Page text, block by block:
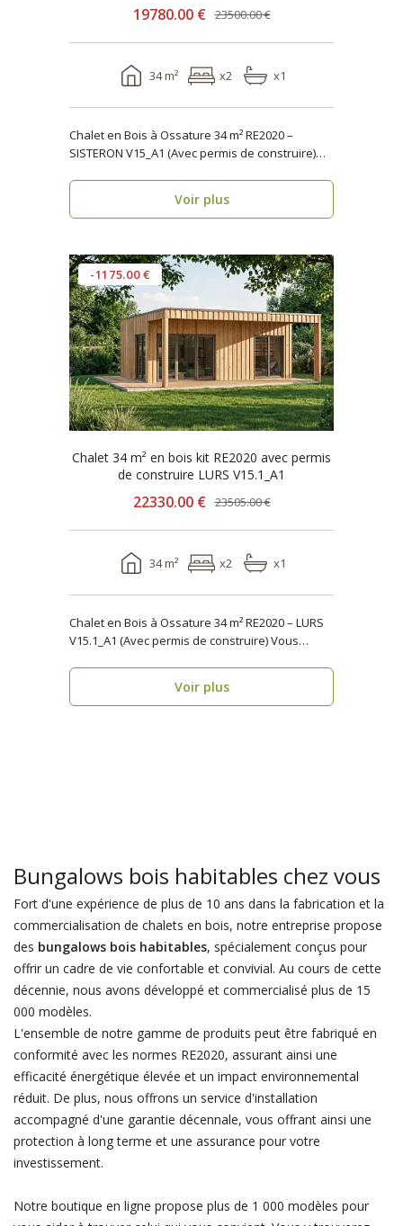
19780.00 € 23500.00 €
34 m² x2 x1
Chalet en Bois à Ossature 34 m² RE2020 –
SISTERON V15_A1 (Avec permis de construire)
Voir plus
-1175.00 €
Chalet 34 m² en bois kit RE2020 avec permis
de construire LURS V15.1_A1
22330.00 € 23505.00 €
34 m² x2 x1
Chalet en Bois à Ossature 34 m² RE2020 – LURS
V15.1_A1 (Avec permis de construire) Vous
Voir plus
Bungalows bois habitables chez vous
Fort d'une expérience de plus de 10 ans dans la fabrication et la
commercialisation de chalets en bois, notre entreprise propose
des bungalows bois habitables, spécialement conçus pour
offrir un cadre de vie confortable et convivial. Au cours de cette
décennie, nous avons développé et commercialisé plus de 15
000 modèles.
L'ensemble de notre gamme de produits peut être fabriqué en
conformité avec les normes RE2020, assurant ainsi une
efficacité énergétique élevée et un impact environnemental
réduit. De plus, nous offrons un service d'installation
accompagné d'une garantie décennale, vous offrant ainsi une
protection à long terme et une assurance pour votre
investissement.
Notre boutique en ligne propose plus de 1 000 modèles pour